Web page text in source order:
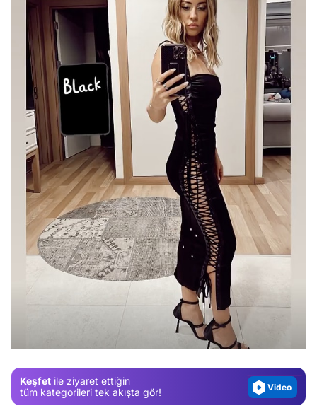
Keşfet ile ziyaret ettiğin
tüm kategorileri tek akışta gör!
Video